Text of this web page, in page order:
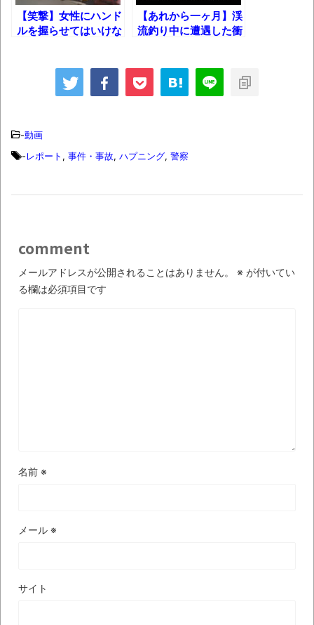
されてきた可能性・・・・・・・・・
オーストラリアの男性飛行家 太平洋横断
【中国】パトカーの前で好演技www当たり
屋やお煽り運転など盛りだくさん
に入院中のオレのオナサポ懇願したら・・・
「ム、ムリです・・・」メガネ美人ナース
ブログお引越しのお知らせ
まるで親子のような子猫とシェパード
【笑撃】女性にハンド
ルを握らせてはいけな
【あれから一ヶ月】渓
流釣り中に遭遇した衝
-動画
-レポート , 事件・事故, ハプニング, 警察
comment
メールアドレスが公開されることはありません。 ※ が付いてい
る欄は必須項目です
名前 ※
メール ※
サイト